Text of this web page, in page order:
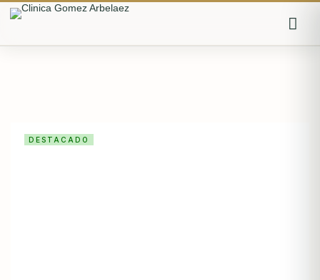
DESTACADO
Iniciar sesión